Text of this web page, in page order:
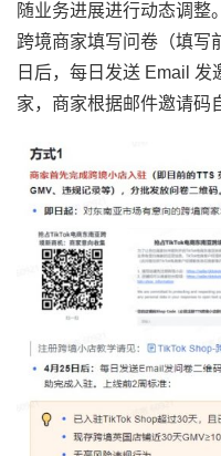
随业务进展进行动态调整
跨境商家填写问卷（填写
日后，每日发送 Email
家，商家根据邮件邀请码